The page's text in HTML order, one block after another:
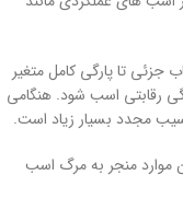
جزئی تا پارگی کامل متغیر
رقابتی اسب شود. هنگامی
مجدد بسیار زیاد است.
منجر به مرگ اسب